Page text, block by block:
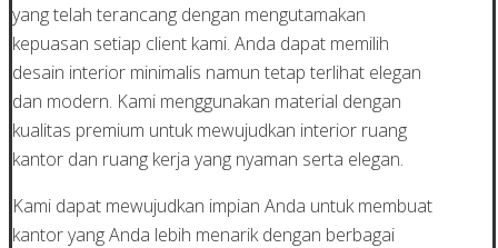
yang telah terancang dengan mengutamakan
kepuasan setiap client kami. Anda dapat memilih
desain interior minimalis namun tetap terlihat elegan
dan modern. Kami menggunakan material dengan
kualitas premium untuk mewujudkan interior ruang
kantor dan ruang kerja yang nyaman serta elegan.
Kami dapat mewujudkan impian Anda untuk membuat
kantor yang Anda lebih menarik dengan berbagai